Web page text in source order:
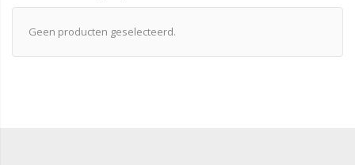
Geen producten geselecteerd.